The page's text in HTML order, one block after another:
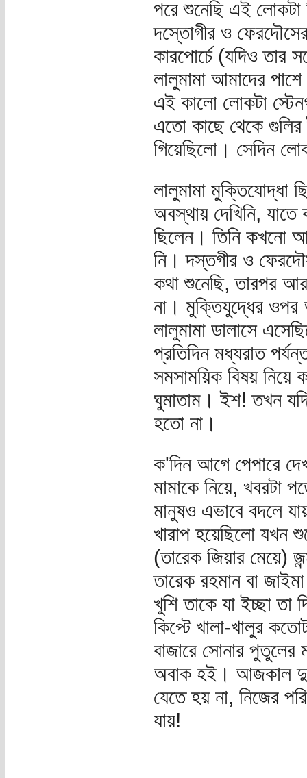
পরে শুনেছি এই লোকটা
দস্তোগীর ও
কারপোর্চে (যদিও তার
লালুমামা আমাদের
এই কালো লোকটা
এতো কাছে থেকে গুলির
গিয়েছিলো। সেদিন
লালুমামা মুক্তিযোদ্ধা
অবস্থায় দেখিনি,
ছিলেন। তিনি কখনো
নি। দস্তগীর ও
কথা শুনেছি, তারপর
না। মুক্তিযুদ্ধের
লালুমামা ডালাসে
প্রতিদিন মধ্যরাত
সমসাময়িক বিষয়
ঘুমাতাম। ইশ! তখন
হতো না।
ক'দিন আগে পেপারে
মামাকে নিয়ে, খবরটা
মানুষও এভাবে বদলে
খারাপ হয়েছিলো যখন
(তারেক জিয়ার মেয়ে)
তারেক রহমান বা
খুশি তাকে যা ইচ্ছা
কিপ্টে খালা-খালুর
বাজারে সোনার পুতুলের
অবাক হই। আজকাল
যেতে হয় না, নিজের
যায়!